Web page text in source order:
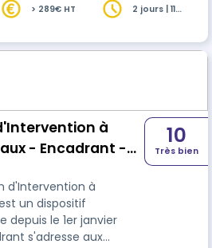
électrique ou hybride
(TBT) ou basse
C 18550 énonce les
> 289€ HT
2 jours | 11
à
- Encadrant -
d'Intervention à
un dispositif
depuis le 1er janvier
s'adresse aux
10
Très bien